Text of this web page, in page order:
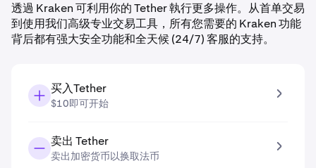
透過 Kraken 可利用你的 Tether 執行更多操作。从首单交易
到使用我们高级专业交易工具，所有您需要的 Kraken 功能
背后都有强大安全功能和全天候 (24/7) 客服的支持。
买入Tether
$10即可开始
卖出 Tether
卖出加密货币以换取法币